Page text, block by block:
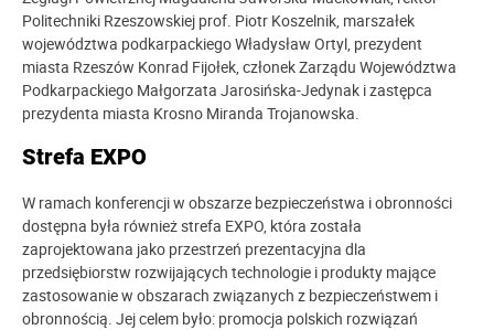
Politechniki Rzeszowskiej prof. Piotr Koszelnik, marszałek
województwa podkarpackiego Władysław Ortyl, prezydent
miasta Rzeszów Konrad Fijołek, członek Zarządu Województwa
Podkarpackiego Małgorzata Jarosińska-Jedynak i zastępca
prezydenta miasta Krosno Miranda Trojanowska.
Strefa EXPO
W ramach konferencji w obszarze bezpieczeństwa i obronności
dostępna była również strefa EXPO, która została
zaprojektowana jako przestrzeń prezentacyjna dla
przedsiębiorstw rozwijających technologie i produkty mające
zastosowanie w obszarach związanych z bezpieczeństwem i
obronnością. Jej celem było: promocja polskich rozwiązań